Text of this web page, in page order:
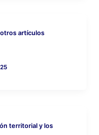
artículos
territorial y los